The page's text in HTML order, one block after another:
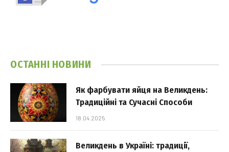
ОСТАННІ НОВИНИ
Як фарбувати яйця на Великдень:
Традиційні та Сучасні Способи
18.04.2025
Великдень в Україні: традиції,